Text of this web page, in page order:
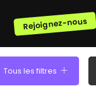
Rejoignez-nous
Tous les filtres